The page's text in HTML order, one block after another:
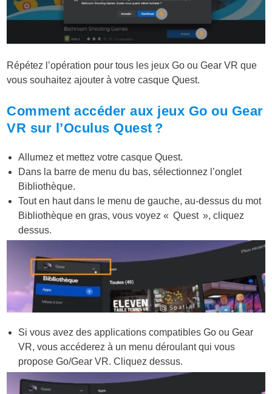
Répétez l’opération pour tous les jeux Go ou Gear VR que
vous souhaitez ajouter à votre casque Quest.
Comment accéder aux jeux Go ou Gear
VR sur l’Oculus Quest ?
Allumez et mettez votre casque Quest.
Dans la barre de menu du bas, sélectionnez l’onglet
Bibliothèque.
Tout en haut dans le menu de gauche, au-dessus du mot
Bibliothèque en gras, vous voyez « Quest », cliquez
dessus.
Si vous avez des applications compatibles Go ou Gear
VR, vous accéderez à un menu déroulant qui vous
proposeGo/Gear VR. Cliquez dessus.